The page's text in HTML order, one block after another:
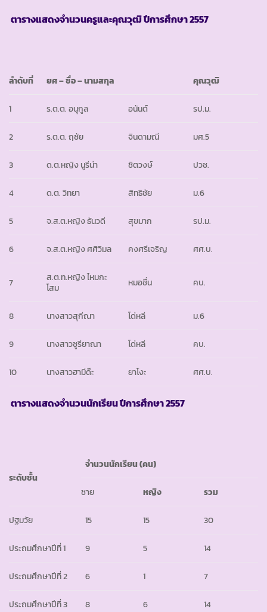
ตารางแสดงจำนวนครูและคุณวุฒิ ปีการศึกษา2557
ลำดับที่ ยศ– ชื่อ – นามสกุล คุณวุฒิ
1 ร.ต.ต. อนุกูล อนันต์ รป.ม.
2 ร.ต.ต. ฤชัย จินดามณี มศ.5
3 ด.ต.หญิง นูรีน่า ชิตวงษ์ ปวช.
4 ด.ต. วิทยา สิทธิชัย ม.6
5 จ.ส.ต.หญิง ธันวดี สุขมาก รป.ม.
6 จ.ส.ต.หญิง ศศิวิมล คงศรีเจริญ ศศ.บ.
7
ส.ต.ท.หญิง ไหมกะ
โสม
หมอชื่น คบ.
8 นางสาวสุกีณา โด่หลี ม.6
9 นางสาวซูรียาณา โด่หลี คบ.
10 นางสาวฮามีด๊ะ ยาโงะ ศศ.บ.
ตารางแสดงจำนวนนักเรียน ปีการศึกษา2557
ระดับชั้น
จำนวนนักเรียน(คน)
ชาย หญิง รวม
ปฐมวัย 15 15 30
ประถมศึกษาปีที่ 1 9 5 14
ประถมศึกษาปีที่ 2 6 1 7
ประถมศึกษาปีที่ 3 8 6 14